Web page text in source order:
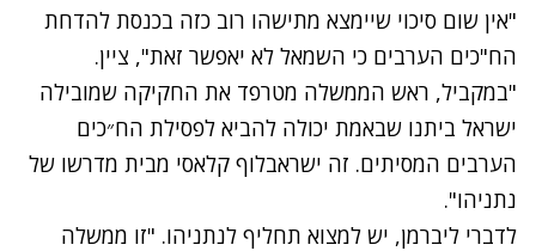
"אין שום סיכוי שיימצא מתישהו רוב כזה בכנסת להדחת
הח"כים הערבים כי השמאל לא יאפשר זאת", ציין.
"במקביל, ראש הממשלה מטרפד את החקיקה שמובילה
ישראל ביתנו שבאמת יכולה להביא לפסילת הח״כים
הערבים המסיתים. זה ישראבלוף קלאסי מבית מדרשו של
נתניהו".
לדברי ליברמן, יש למצוא תחליף לנתניהו. "זו ממשלה